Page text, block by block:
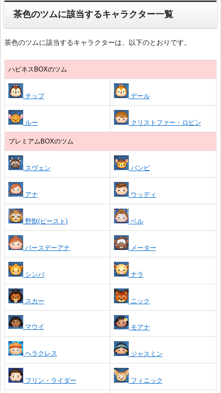
茶色のツムに該当するキャラクター一覧
茶色のツムに該当するキャラクターは、以下のとおりです。
ハピネスBOXのツム
チップ デール
ルー クリストファー・ロビン
プレミアムBOXのツム
スヴェン バンビ
アナ ウッディ
野獣(ビースト) ベル
バースデーアナ メーター
シンバ ナラ
スカー ニック
マウイ モアナ
ヘラクレス ジャスミン
フリン・ライダー フィニック